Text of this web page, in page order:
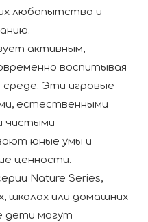
любопытство и
активным,
воспитывая
Эти игровые
естественными
чистыми
юные умы и
ценности.
Nature Series,
школах или домашних
дети могут